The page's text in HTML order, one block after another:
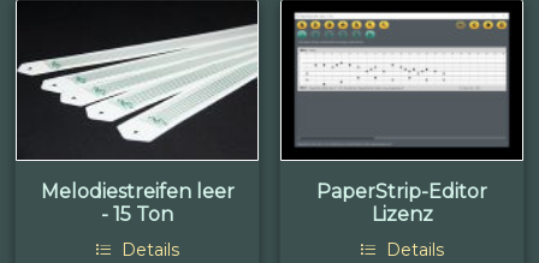
Melodiestreifen leer
- 15 Ton
Details
PaperStrip-Editor
Lizenz
Details